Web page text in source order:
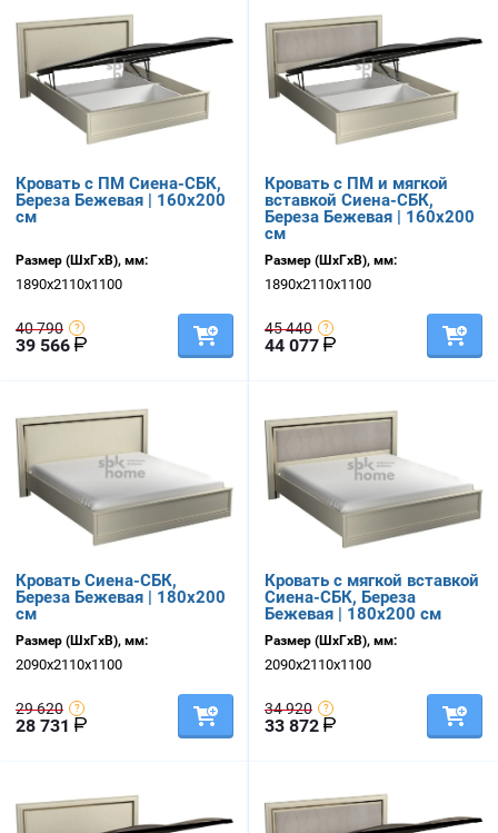
Кровать с ПМ Сиена-СБК,
Береза Бежевая | 160х200
см
Размер (ШхГхВ), мм:
1890х2110х1100
40 790
39 566
Кровать с ПМ и мягкой
вставкой Сиена-СБК,
Береза Бежевая | 160х200
см
Размер (ШхГхВ), мм:
1890х2110х1100
45 440
44 077
Кровать Сиена-СБК,
Береза Бежевая | 180х200
см
Размер (ШхГхВ), мм:
2090х2110х1100
29 620
28 731
Кровать с мягкой вставкой
Сиена-СБК, Береза
Бежевая | 180х200 см
Размер (ШхГхВ), мм:
2090х2110х1100
34 920
33 872